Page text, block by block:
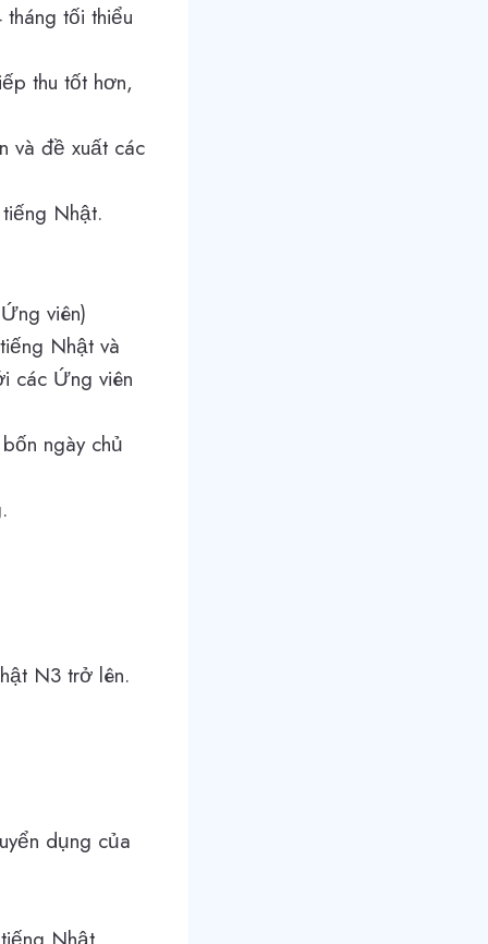
tối thiểu
thu tốt hơn,
và đề xuất các
Nhật.
viên)
Nhật và
các Ứng viên
ngày chủ
N3 trở lên.
dụng của